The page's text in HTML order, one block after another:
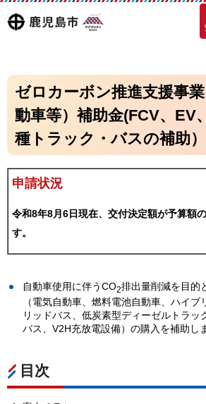
鹿児島
マグ
マシ
ゼロカーボン推進支援事
動車等）補助金(FCV、EV
種トラック・バスの補助）
申請状況
令和8年8月6日現在、交付決定額が予算額の
す。
自動車使用に伴うCO2排出量削減を目的
（電気自動車、燃料電池自動車、ハイ
リッドバス、低炭素型ディーゼルトラッ
バス、V2H充放電設備）の購入を補助し
目次